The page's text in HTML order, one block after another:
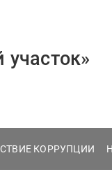
КОРРУПЦИИ